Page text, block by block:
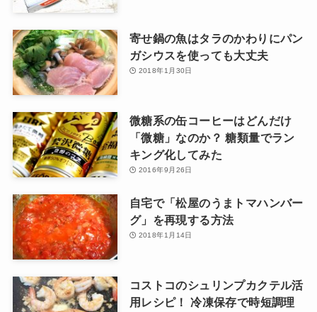
寄せ鍋の魚はタラのかわりにパン
ガシウスを使っても大丈夫
2018年1月30日
微糖系の缶コーヒーはどんだけ
「微糖」なのか？ 糖類量でラン
キング化してみた
2016年9月26日
自宅で「松屋のうまトマハンバー
グ」を再現する方法
2018年1月14日
コストコのシュリンプカクテル活
用レシピ！ 冷凍保存で時短調理